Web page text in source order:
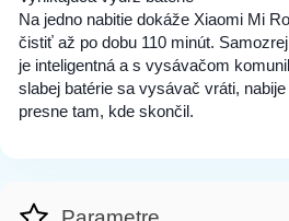
Na jedno nabitie dokáže Xiaomi Mi
čistiť až po dobu 110 minút.
je inteligentná a s vysávačom
slabej batérie sa vysávač vráti,
presne tam, kde skončil.